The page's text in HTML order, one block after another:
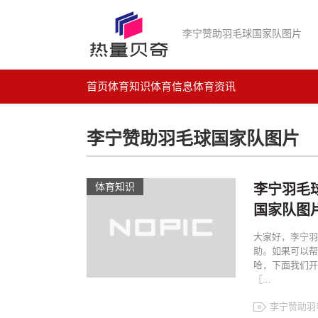
李宁赞助羽毛球国家队图片
首页体育知识体育信息体育资讯
李宁赞助羽毛球国家队图片
体育知识
李宁羽毛
国家队图
大家好，李宁
助。如果可以
哈，下面我们
〖...
李宁赞助